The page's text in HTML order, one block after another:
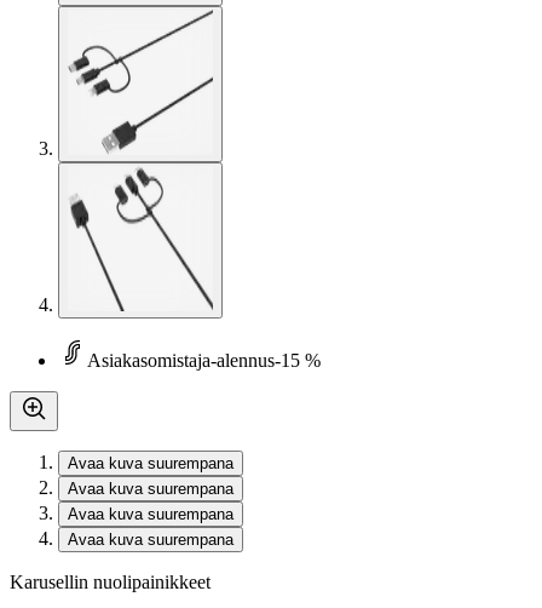
Asiakasomistaja-alennus-15 %
Avaa kuva suurempana
Avaa kuva suurempana
Avaa kuva suurempana
Avaa kuva suurempana
Karusellin nuolipainikkeet